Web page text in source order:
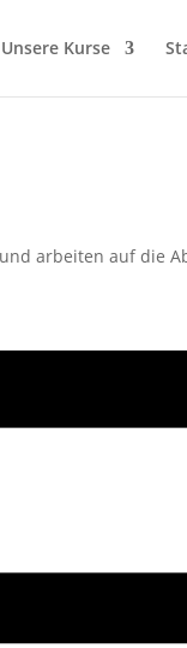
Unsere Kurse
arbeiten auf die